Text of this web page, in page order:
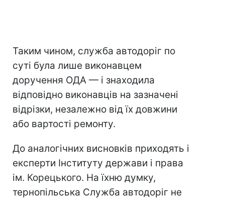
Таким чином, служба автодоріг по
суті була лише виконавцем
доручення ОДА — і знаходила
відповідно виконавців на зазначені
відрізки, незалежно від їх довжини
або вартості ремонту.
До аналогічних висновків приходять і
експерти Інституту держави і права
ім. Корецького. На їхню думку,
тернопільська Служба автодоріг не